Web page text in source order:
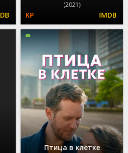
(2021)
Птица в клетке